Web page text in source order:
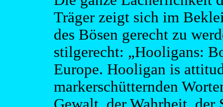
Träger zeigt sich im
des Bösen gerecht zu
stilgerecht: „Hooligans:
Europe. Hooligan is
markerschütternden